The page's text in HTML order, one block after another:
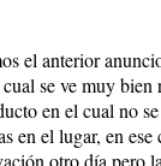
el anterior
se ve muy
en el cual no
en el lugar, en
otro día pero